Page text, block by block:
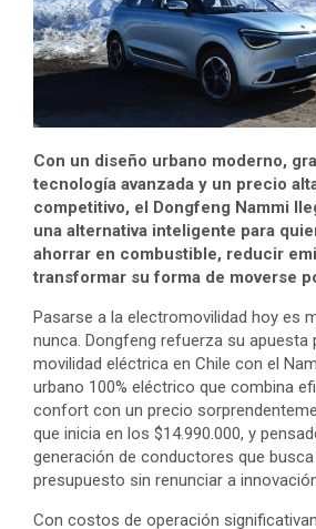
Con un diseño urbano moderno,
tecnología avanzada y un precio
competitivo, el Dongfeng Nammi
una alternativa inteligente para
ahorrar en combustible, reducir
transformar su forma de moverse
Pasarse a la electromovilidad hoy es
nunca. Dongfeng refuerza su
movilidad eléctrica en Chile con el
urbano 100% eléctrico que combina
confort con un precio
que inicia en los $14.990.000, y
generación de conductores que
presupuesto sin renunciar a
Con costos de operación